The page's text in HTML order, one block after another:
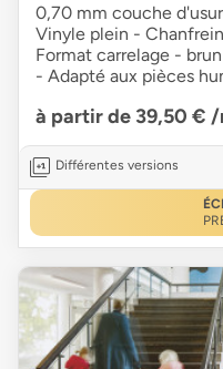
0,70 mm couche
Vinyle plein -
Format carrelage -
- Adapté aux pièces
à partir de 39,50 € /
Différentes versions